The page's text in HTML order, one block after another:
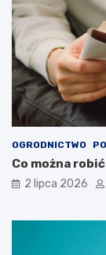
OGRODNICTWO
Co można
2 lipca 2026